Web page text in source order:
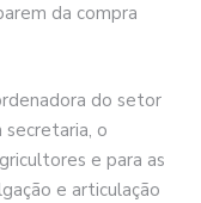
da compra
do setor
o
e para as
e articulação